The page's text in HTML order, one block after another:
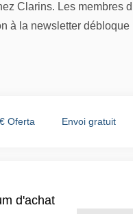
Clarins. Les
à la newsletter
€ Oferta Envoi gratuit
d'achat